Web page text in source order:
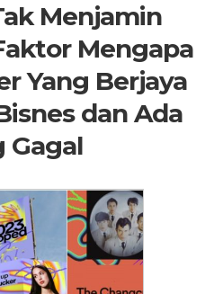
Menjamin
Mengapa
Yang Berjaya
dan Ada
Gagal